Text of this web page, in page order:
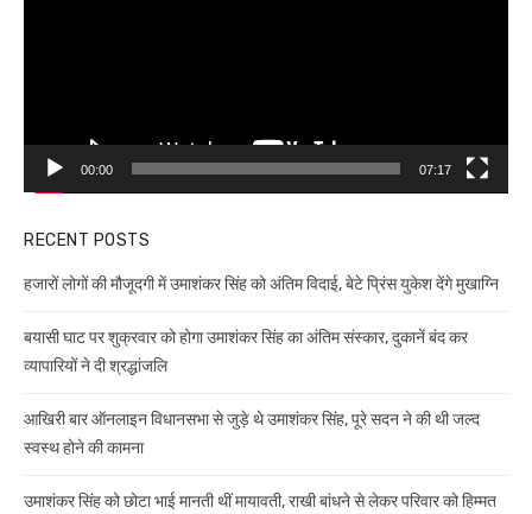
00:00 07:17
RECENT POSTS
हजारों लोगों की मौजूदगी में उमाशंकर सिंह को अंतिम विदाई, बेटे प्रिंस युकेश देंगे मुखाग्नि
बयासी घाट पर शुक्रवार को होगा उमाशंकर सिंह का अंतिम संस्कार, दुकानें बंद कर
व्यापारियों ने दी श्रद्धांजलि
आखिरी बार ऑनलाइन विधानसभा से जुड़े थे उमाशंकर सिंह, पूरे सदन ने की थी जल्द
स्वस्थ होने की कामना
उमाशंकर सिंह को छोटा भाई मानती थीं मायावती, राखी बांधने से लेकर परिवार को हिम्मत